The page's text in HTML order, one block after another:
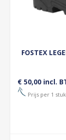
FOSTEX
€ 50,00 incl.
Prijs per 1